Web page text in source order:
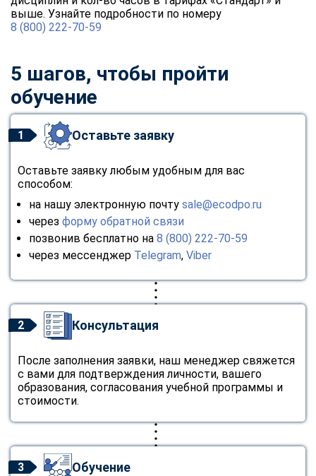
выше. Узнайте подробности по номеру
8 (800) 222-70-59
5 шагов, чтобы пройти
обучение
1 Оставьте заявку
Оставьте заявку любым удобным для вас
способом:
на нашу электронную почту sale@ecodpo.ru
через форму обратной связи
позвонив бесплатно на 8 (800) 222-70-59
через мессенджер Telegram, Viber
2 Консультация
После заполнения заявки, наш менеджер свяжется
с вами для подтверждения личности, вашего
образования, согласования учебной программы и
стоимости.
3 Обучение